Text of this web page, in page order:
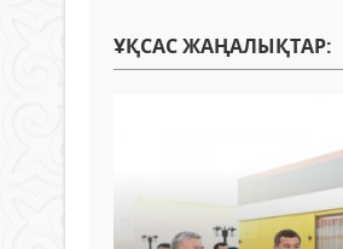
ҰҚСАС ЖАҢАЛЫҚТАР: